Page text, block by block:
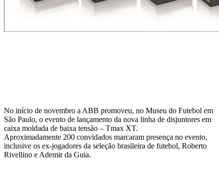
No início de novembro a ABB promoveu, no Museu do Futebol em
São Paulo, o evento de lançamento da nova linha de disjuntores em
caixa moldada de baixa tensão – Tmax XT.
Aproximadamente 200 convidados marcaram presença no evento,
inclusive os ex-jogadores da seleção brasileira de futebol, Roberto
Rivellino e Ademir da Guia.